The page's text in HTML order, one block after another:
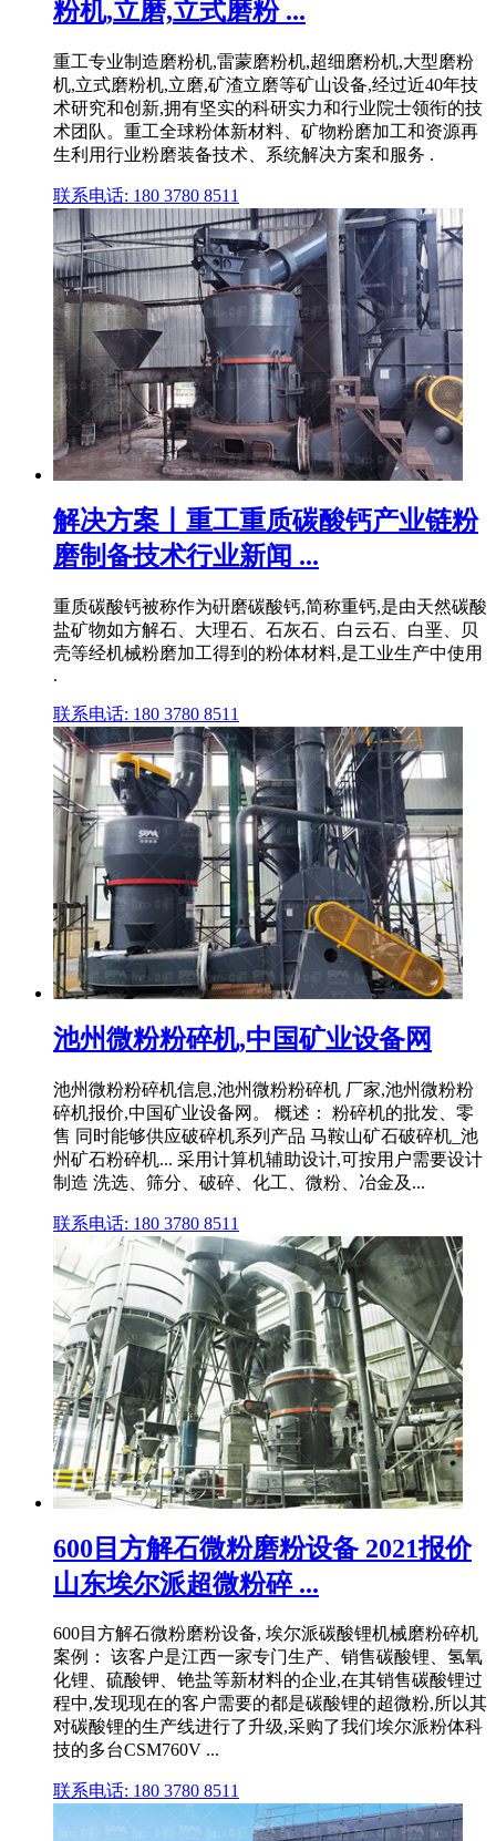
粉机,立磨,立式磨粉 ...
重工专业制造磨粉机,雷蒙磨粉机,超细磨粉机,大型磨粉
机,立式磨粉机,立磨,矿渣立磨等矿山设备,经过近40年技
术研究和创新,拥有坚实的科研实力和行业院士领衔的技
术团队。重工全球粉体新材料、矿物粉磨加工和资源再
生利用行业粉磨装备技术、系统解决方案和服务 .
联系电话: 180 3780 8511
解决方案丨重工重质碳酸钙产业链粉
磨制备技术行业新闻 ...
重质碳酸钙被称作为硏磨碳酸钙,简称重钙,是由天然碳酸
盐矿物如方解石、大理石、石灰石、白云石、白垩、贝
壳等经机械粉磨加工得到的粉体材料,是工业生产中使用
.
联系电话: 180 3780 8511
池州微粉粉碎机,中国矿业设备网
池州微粉粉碎机信息,池州微粉粉碎机 厂家,池州微粉粉
碎机报价,中国矿业设备网。 概述： 粉碎机的批发、零
售 同时能够供应破碎机系列产品 马鞍山矿石破碎机_池
州矿石粉碎机... 采用计算机辅助设计,可按用户需要设计
制造 洗选、筛分、破碎、化工、微粉、冶金及...
联系电话: 180 3780 8511
600目方解石微粉磨粉设备 2021报价
山东埃尔派超微粉碎 ...
600目方解石微粉磨粉设备, 埃尔派碳酸锂机械磨粉碎机
案例： 该客户是江西一家专门生产、销售碳酸锂、氢氧
化锂、硫酸钾、铯盐等新材料的企业,在其销售碳酸锂过
程中,发现现在的客户需要的都是碳酸锂的超微粉,所以其
对碳酸锂的生产线进行了升级,采购了我们埃尔派粉体科
技的多台CSM760V ...
联系电话: 180 3780 8511